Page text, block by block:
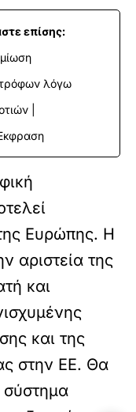
επίσης:
λόγω
|
Ευρώπης. Η
αριστεία της
και
και της
στην ΕΕ. Θα
σύστημα